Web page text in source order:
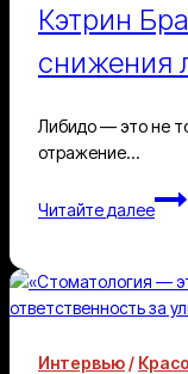
Кэтрин
снижения
Либидо — это не
отражение…
Читайте далее
Интервью/